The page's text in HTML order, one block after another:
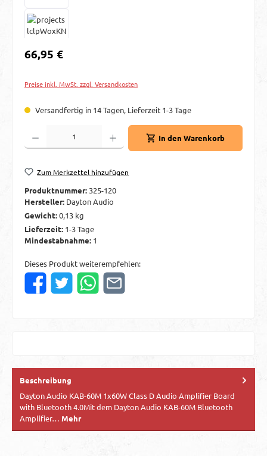
Regulärer Preis:
66,95 €
Preise inkl. MwSt. zzgl. Versandkosten
Versandfertig in 14 Tagen, Lieferzeit 1-3 Tage
Produkt Anzahl: Gib den gewünschten Wert ein oder benutze die Schaltflächen
In den Warenkorb
Zum Merkzettel hinzufügen
Produktnummer:325-120
Hersteller: Dayton Audio
Gewicht:0,13 kg
Lieferzeit: 1-3 Tage
Mindestabnahme: 1
Dieses Produkt weiterempfehlen:
Beschreibung
Dayton Audio KAB-60M 1x60W Class D Audio Amplifier Board
with Bluetooth 4.0Mit dem Dayton Audio KAB-60M Bluetooth
Amplifier… Mehr